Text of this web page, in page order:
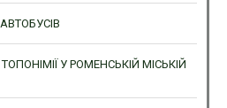
У РОМЕНСЬКІЙ МІСЬКІЙ